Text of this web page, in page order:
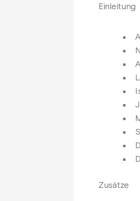
Einleitung
Zusätze